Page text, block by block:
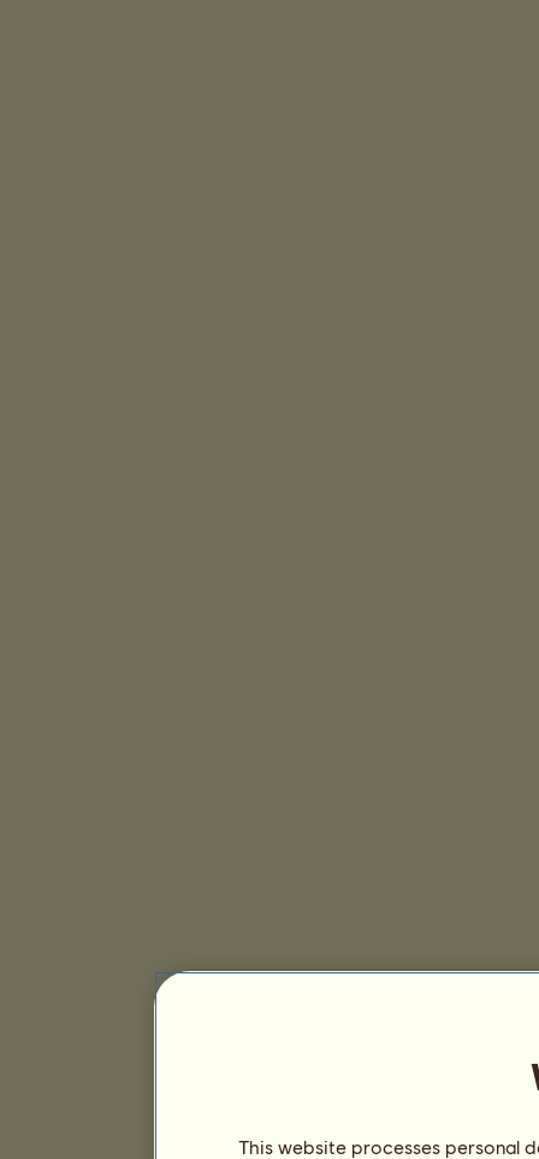
This website processes personal